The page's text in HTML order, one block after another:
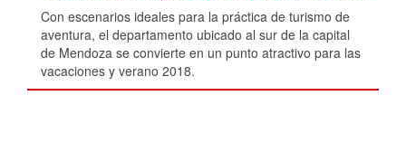
Con escenarios ideales para la práctica de turismo de
aventura, el departamento ubicado al sur de la capital
de Mendoza se convierte en un punto atractivo para las
vacaciones y verano 2018.